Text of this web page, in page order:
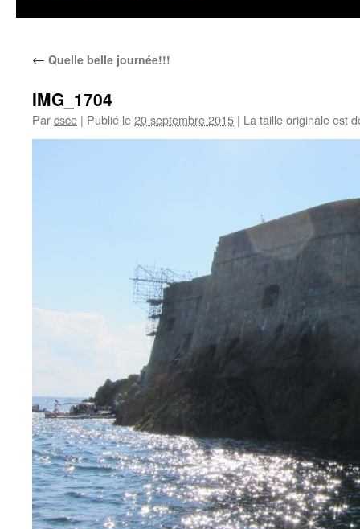
← Quelle belle journée!!!
IMG_1704
Parcsce | Publié le20 septembre 2015 | La taille originale est